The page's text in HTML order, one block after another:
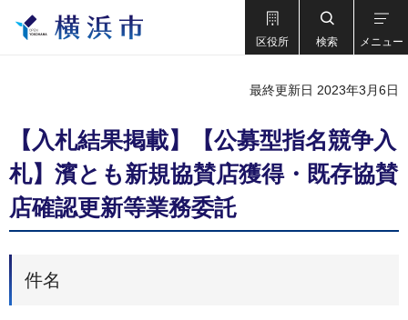
区役所 検索 メニュー
最終更新日 2023年3月6日
【入札結果掲載】【公募型指名競争入
札】濱とも新規協賛店獲得・既存協賛
店確認更新等業務委託
件名